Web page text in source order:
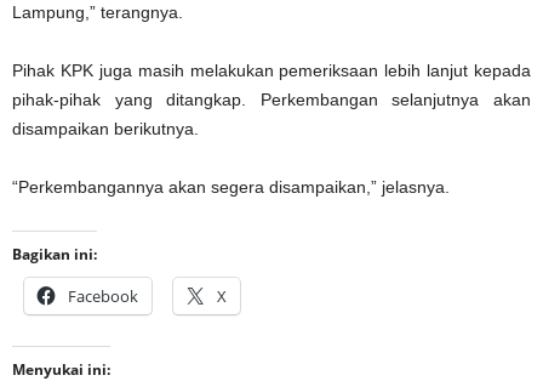
Lampung,” terangnya.
Pihak KPK juga masih melakukan pemeriksaan lebih lanjut kepada
pihak-pihak yang ditangkap. Perkembangan selanjutnya akan
disampaikan berikutnya.
“Perkembangannya akan segera disampaikan,” jelasnya.
Bagikan ini:
Facebook X
Menyukai ini: